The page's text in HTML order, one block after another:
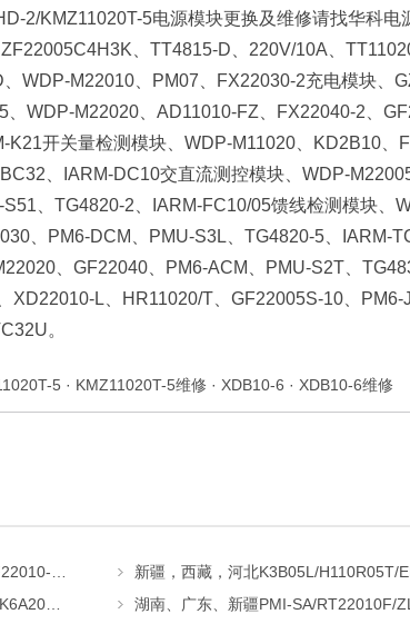
2/KMZ11020T-5电源模块更换及维修请找华科电
、TT4815-D、220V/10A、
WDP-M22010、PM07、FX22030-2充电模块、
WDP-M22020、AD11010-FZ、FX22040-2、
开关量检测模块、WDP-M11020、KD2B10、
、IARM-DC10交直流测控模块、WDP-
、TG4820-2、IARM-FC10/05馈线检测模块、
、PM6-DCM、PMU-S3L、TG4820-5、IARM-
、GF22040、PM6-ACM、PMU-S2T、
XD22010-L、HR11020/T、GF22005S-10、PM6-
。
5 · KMZ11020T-5维修 · XDB10-6 · XDB10-6维修